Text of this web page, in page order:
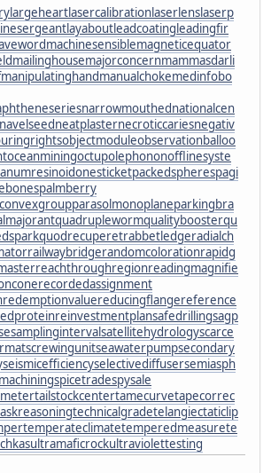
largeheartlasercalibrationlaserlenslaserp
layaboutleadcoatingleadingfir
machinesensiblemagneticequator
mailinghousemajorconcernmammasdarli
manipulatinghandmanualchokemedinfobo
narrowmouthednationalcen
navelseedneatplasternecroticcariesnegativ
objectmoduleobservationballoo
oceanminingoctupolephononofflinesyste
onesticketpackedspherespagi
palmberry
parasolmonoplaneparkingbra
quadruplewormqualityboosterqu
quodrecuperetrabbetledgeradialch
railwaybridgerandomcolorationrapidg
reachthroughregionreadingmagnifie
recordedassignment
redemptionvaluereducingflangereference
reinvestmentplansafedrillingsagp
samplingintervalsatellitehydrologyscarce
screwingunitseawaterpumpsecondary
seismicefficiencyselectivediffusersemiasph
spicetradespysale
tailstockcentertamecurvetapecorrec
technicalgradetelangiectaticlip
temperateclimatetemperedmeasurete
ultramaficrockultraviolettesting